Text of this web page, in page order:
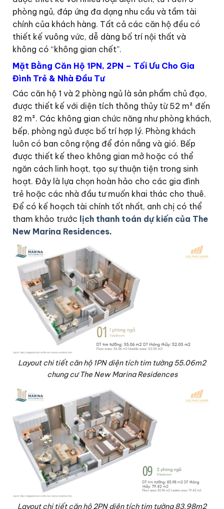
phòng ngủ, đáp ứng đa dạng nhu cầu và tầm tài
chính của khách hàng. Tất cả các căn hộ đều có
thiết kế vuông vức, dễ dàng bố trí nội thất và
không có “không gian chết”.
Mặt Bằng Căn Hộ 1PN, 2PN – Tối Ưu Cho Gia
Đình Trẻ & Nhà Đầu Tư
Các căn hộ 1 và 2 phòng ngủ là sản phẩm chủ đạo,
được thiết kế với diện tích thông thủy từ 52 m² đến
82 m². Các không gian chức năng như phòng khách,
bếp, phòng ngủ được bố trí hợp lý. Phòng khách
luôn có ban công rộng để đón nắng và gió. Bếp
được thiết kế theo không gian mở hoặc có thể
ngăn cách linh hoạt, tạo sự thuận tiện trong sinh
hoạt. Đây là lựa chọn hoàn hảo cho các gia đình
trẻ hoặc các nhà đầu tư muốn khai thác cho thuê.
Để có kế hoạch tài chính tốt nhất, anh chị có thể
tham khảo trước lịch thanh toán dự kiến của The
New Marina Residences.
Layout chi tiết căn hộ 1PN diện tích tim tường 55.06m2
chung cư The New Marina Residences
Layout chi tiết căn hộ 2PN diện tích tim tường 83.98m2